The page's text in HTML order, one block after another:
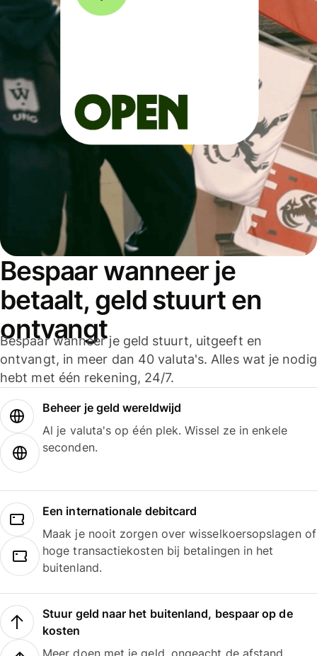
Bespaar wanneer je
betaalt, geld stuurt en
ontvangt
Bespaar wanneer je geld stuurt, uitgeeft en
ontvangt, in meer dan 40 valuta's. Alles wat je nodig
hebt met één rekening, 24/7.
Beheer je geld wereldwijd
Al je valuta's op één plek. Wissel ze in enkele
seconden.
Een internationale debitcard
Maak je nooit zorgen over wisselkoersopslagen of
hoge transactiekosten bij betalingen in het
buitenland.
Stuur geld naar het buitenland, bespaar op de
kosten